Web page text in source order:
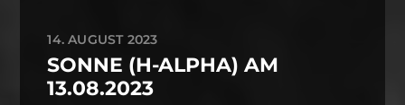
14. AUGUST 2023
SONNE (H-ALPHA) AM
13.08.2023